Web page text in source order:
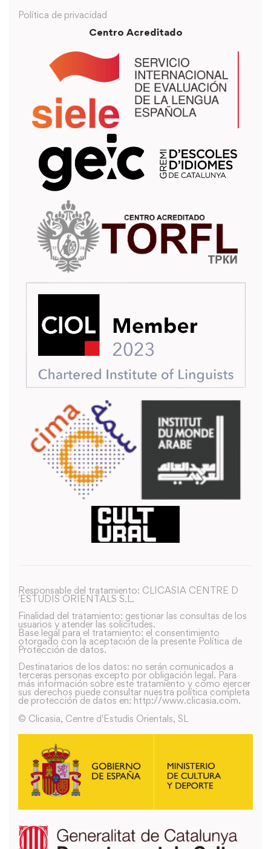
Política de privacidad
Centro Acreditado
Responsable del tratamiento: CLICASIA CENTRE D
´ESTUDIS ORIENTALS S.L.
Finalidad del tratamiento: gestionar las consultas de los
usuarios y atender las solicitudes.
Base legal para el tratamiento: el consentimiento
otorgado con la aceptación de la presente Política de
Protección de datos.
Destinatarios de los datos: no serán comunicados a
terceras personas excepto por obligación legal. Para
más información sobre este tratamiento y como ejercer
sus derechos puede consultar nuestra política completa
de protección de datos en: http://www.clicasia.com.
© Clicasia, Centre d'Estudis Orientals, SL